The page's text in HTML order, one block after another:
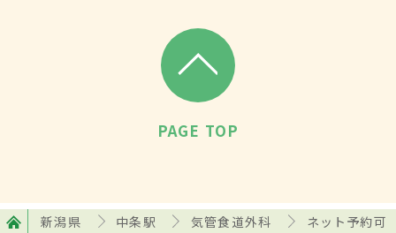
PAGE TOP
新潟県 中条駅 気管食道外科 ネット予約可